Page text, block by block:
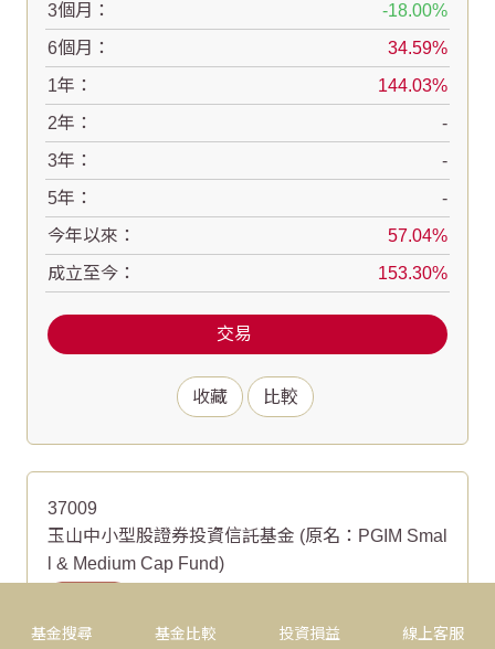
基金搜尋 基金比較 投資損益 線上客服
收藏 比較
3個月：
-18.00
6個月：
34.59
1年：
144.03
2年：
-
3年：
-
5年：
-
今年以來：
57.04
成立至今：
153.30
交易
37009
玉山中小型股證券投資信託基金 (原名：PGIM Smal
l & Medium Cap Fund)